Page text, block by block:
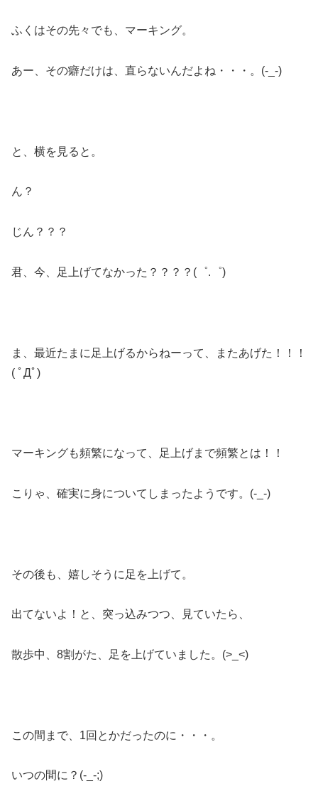
ふくはその先々でも、マーキング。
あー、その癖だけは、直らないんだよね・・・。(-_-)
と、横を見ると。
ん？
じん？？？
君、今、足上げてなかった？？？？(゜.゜)
ま、最近たまに足上げるからねーって、またあげた！！！
( ﾟДﾟ)
マーキングも頻繁になって、足上げまで頻繁とは！！
こりゃ、確実に身についてしまったようです。(-_-)
その後も、嬉しそうに足を上げて。
出てないよ！と、突っ込みつつ、見ていたら、
散歩中、8割がた、足を上げていました。(>_<)
この間まで、1回とかだったのに・・・。
いつの間に？(-_-;)